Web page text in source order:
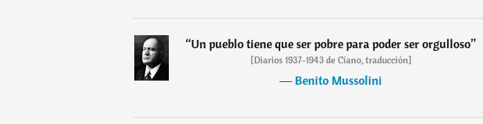
“Un pueblo tiene que ser pobre para poder ser orgulloso”
[Diarios 1937-1943 de Ciano, traducción]
―Benito Mussolini